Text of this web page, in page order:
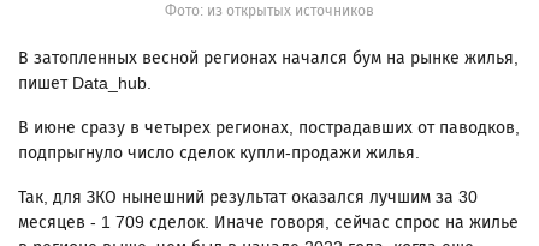
Фото: из открытых источников
В затопленных весной регионах начался бум на рынке жилья,
пишет Data_hub.
В июне сразу в четырех регионах, пострадавших от паводков,
подпрыгнуло число сделок купли-продажи жилья.
Так, для ЗКО нынешний результат оказался лучшим за 30
месяцев - 1 709 сделок. Иначе говоря, сейчас спрос на жилье